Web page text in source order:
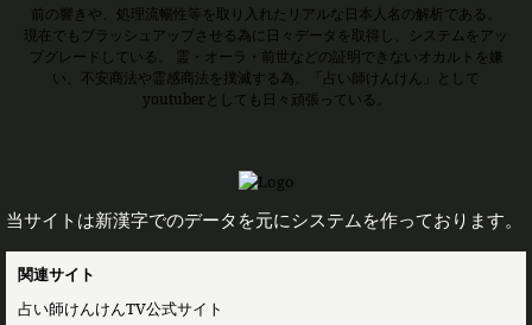
前の響きや、処理流暢性等を取り入れたリアルな日本人名の解析である。
現在でもブラッシュアップさせる為に日々データを取得し、システムをアッ
プグレードしている。 霊・オーラ・前世などの証明できないオカルトを嫌
い、不安商法や霊感商法を撲滅する為、「占い師けんけん」として
youtuberとしても日々頑張っている。
当サイトは新漢字でのデータを元にシステムを作っております。
関連サイト
占い師けんけんTV公式サイト